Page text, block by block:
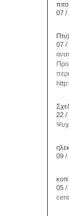
07 /
07 /
22 /
09 /
05 /